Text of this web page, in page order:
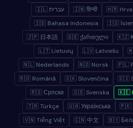
🇮🇱 עברית
🇮🇳 हिन्दी 🇭🇷
🇮🇩 Bahasa Indonesia
🇮🇸
🇯🇵 日本語
🇬🇪 ქართული 🇰🇿
🇱🇹 Lietuvių
🇱🇻 Latviešu
🇳🇱 Nederlands
🇳🇴 Norsk 🇵🇱
🇷🇴 Română
🇸🇰 Slovenčina 🇸🇮
🇷🇸 Српски
🇸🇪 Svenska 🇰🇪
🇹🇷 Türkçe
🇺🇦 Українська
🇻🇳 Tiếng Việt
🇨🇳 中文 🇧🇾